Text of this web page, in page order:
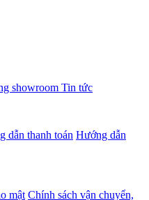
showroom Tin tức
dẫn thanh toán Hướng dẫn
mật Chính sách vận chuyển,